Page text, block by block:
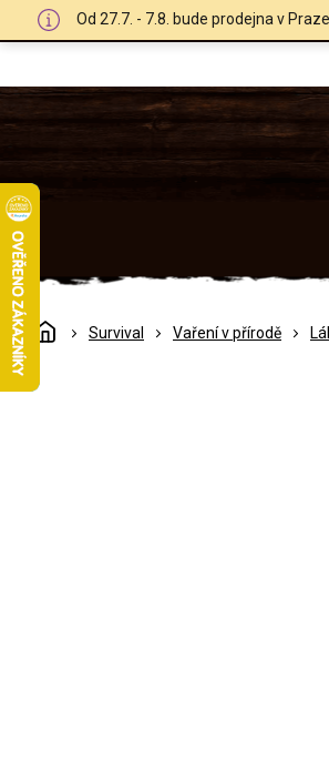
Od 27.7. - 7.8. bude prodejna v
DomůSurvival Vaření v přírodě